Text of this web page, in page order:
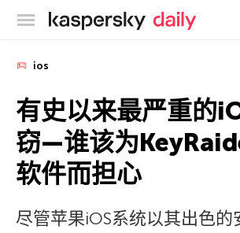
卡巴斯基官方博客
ios
有史以来最严重的
窃—谁该为
软件而担心
尽管苹果iOS系统以其出色的